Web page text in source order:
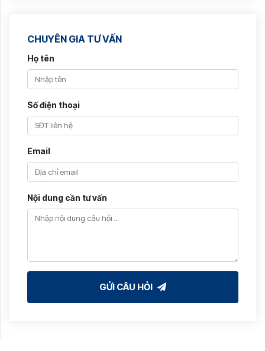
CHUYÊN GIA TƯ VẤN
Họ tên
Số điện thoại
Email
Nội dung cần tư vấn
GỬI CÂU HỎI